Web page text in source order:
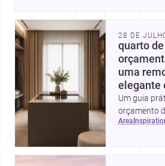
28 DE
quarto
uma
elegante
Um guia
orçamento
vestir em
area